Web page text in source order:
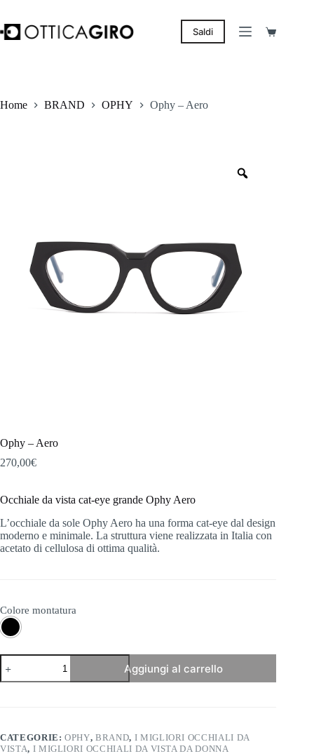
contenuto
Saldi Carrello
Home BRAND OPHY Ophy – Aero
Ophy – Aero
270,00€
Occhiale da vista cat-eye grande Ophy Aero
L’occhiale da sole Ophy Aero ha una forma cat-eye dal design
moderno e minimale. La struttura viene realizzata in Italia con
acetato di cellulosa di ottima qualità.
Colore montatura
Ophy
Aero
Aggiungi al carrello
CATEGORIE:OPHY,BRAND, I MIGLIORI OCCHIALI DA
VISTA, I MIGLIORI OCCHIALI DA VISTA DA DONNA